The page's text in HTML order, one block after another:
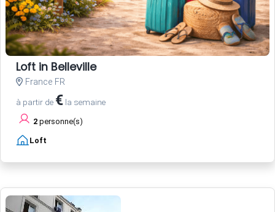
Loft in Belleville
France FR
à partir de € la semaine
2 personne(s)
Loft